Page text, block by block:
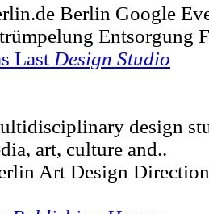
Berlin Google
Entsorgung
Last Design Studio
design
art, culture and..
Art Design